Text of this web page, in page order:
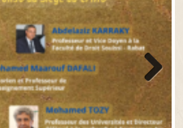
Next